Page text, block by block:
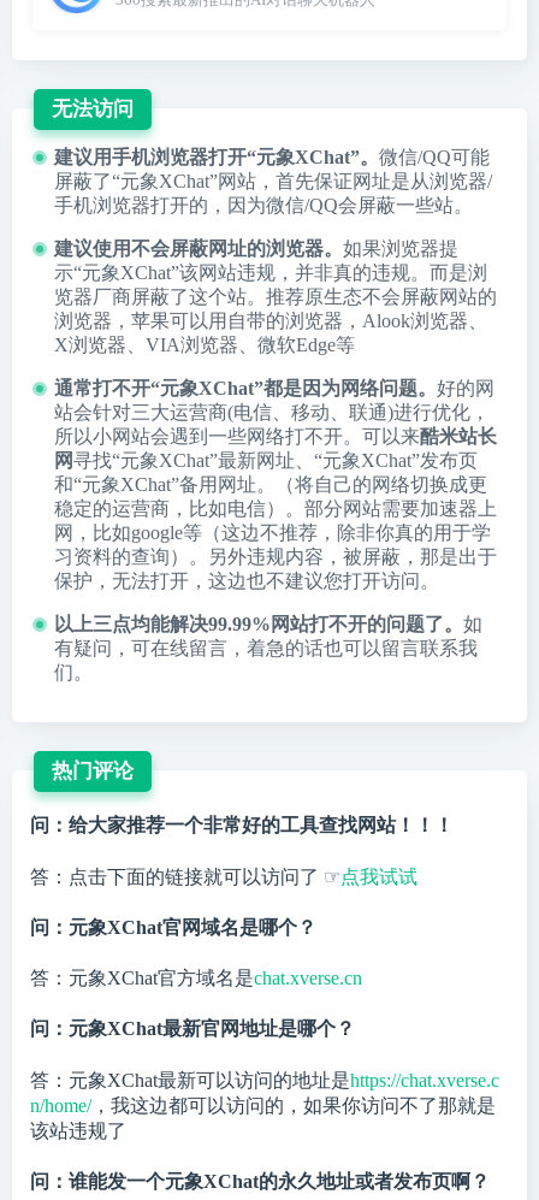
无法访问
建议用手机浏览器打开“元象XChat”。 微信/QQ可能
屏蔽了“元象XChat”网站，首先保证网址是从浏览器/
手机浏览器打开的，因为微信/QQ会屏蔽一些站。
建议使用不会屏蔽网址的浏览器。 如果浏览器提
示“元象XChat”该网站违规，并非真的违规。而是浏
览器厂商屏蔽了这个站。推荐原生态不会屏蔽网站的
浏览器，苹果可以用自带的浏览器， Alook浏览器
X浏览器
VIA浏览器 微软Edge等
通常打不开“元象XChat”都是因为网络问题。 好的网
站会针对三大运营商(电信、移动、联通)进行优化，
所以小网站会遇到一些网络打不开。可以来酷米站长
网寻找“元象XChat”最新网址、“元象XChat”发布页
和“元象XChat”备用网址。（将自己的网络切换成更
稳定的运营商，比如电信）。部分网站需要加速器上
网，比如google等（这边不推荐，除非你真的用于学
习资料的查询）。另外违规内容，被屏蔽，那是出于
保护，无法打开，这边也不建议您打开访问。
以上三点均能解决99.99%网站打不开的问题了。 如
有疑问，可在线留言，着急的话也可以留言联系我
们。
热门评论
问：给大家推荐一个非常好的工具查找网站！！！
答：点击下面的链接就可以访问了 ☞点我试试
问：元象XChat官网域名是哪个？
答：元象XChat官方域名是chat.xverse.cn
问：元象XChat最新官网地址是哪个？
答：元象XChat最新可以访问的地址是https://chat.xverse.c
n/home/，我这边都可以访问的，如果你访问不了那就是
该站违规了
问：谁能发一个元象XChat的永久地址或者发布页啊？